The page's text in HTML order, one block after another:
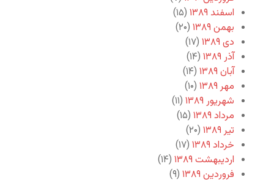
اسفند ۱۳۸۹
(۱۵)
بهمن ۱۳۸۹
(۲۰)
دی ۱۳۸۹
(۱۷)
آذر ۱۳۸۹
(۱۴)
آبان ۱۳۸۹
(۱۴)
مهر ۱۳۸۹
(۱۰)
شهریور ۱۳۸۹
(۱۱)
مرداد ۱۳۸۹
(۱۵)
تیر ۱۳۸۹
(۲۰)
خرداد ۱۳۸۹
(۱۷)
اردیبهشت ۱۳۸۹
(۱۴)
فروردین ۱۳۸۹
(۹)